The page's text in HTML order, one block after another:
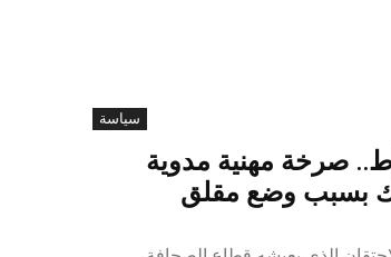
سياسة
صرخة مهنية مدوية
بسبب وضع مقلق